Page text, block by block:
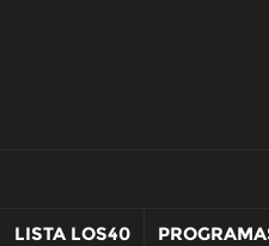
LISTA LOS40